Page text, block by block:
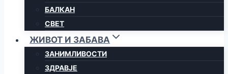
БАЛКАН
СВЕТ
ЖИВОТ И ЗАБАВА
ЗАНИМЛИВОСТИ
ЗДРАВЈЕ